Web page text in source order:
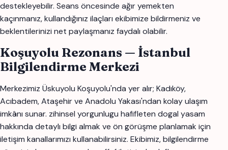
destekleyebilir. Seans öncesinde ağır yemekten
kaçınmanız, kullandığınız ilaçları ekibimize bildirmeniz ve
beklentilerinizi net paylaşmanız faydalı olabilir.
Koşuyolu Rezonans — İstanbul
Bilgilendirme Merkezi
Merkezimiz Üskuyolu Koşuyolu'nda yer alır; Kadıköy,
Acıbadem, Ataşehir ve Anadolu Yakası'ndan kolay ulaşım
imkânı sunar. zihinsel yorgunlugu hafifleten dogal yasam
hakkında detaylı bilgi almak ve ön görüşme planlamak için
iletişim kanallarımızı kullanabilirsiniz. Ekibimiz, bilgilendirme